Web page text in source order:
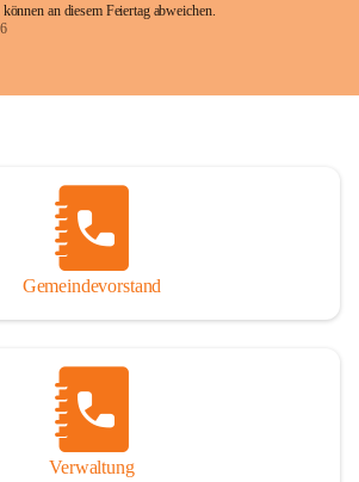
an diesem Feiertag abweichen.
Gemeindevorstand
Verwaltung